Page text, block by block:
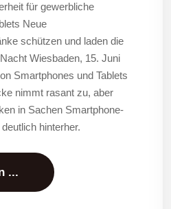
für gewerbliche
Neue
schützen und laden die
Wiesbaden, 15. Juni
Smartphones und Tablets
nimmt rasant zu, aber
in Sachen Smartphone-
hinterher.
...